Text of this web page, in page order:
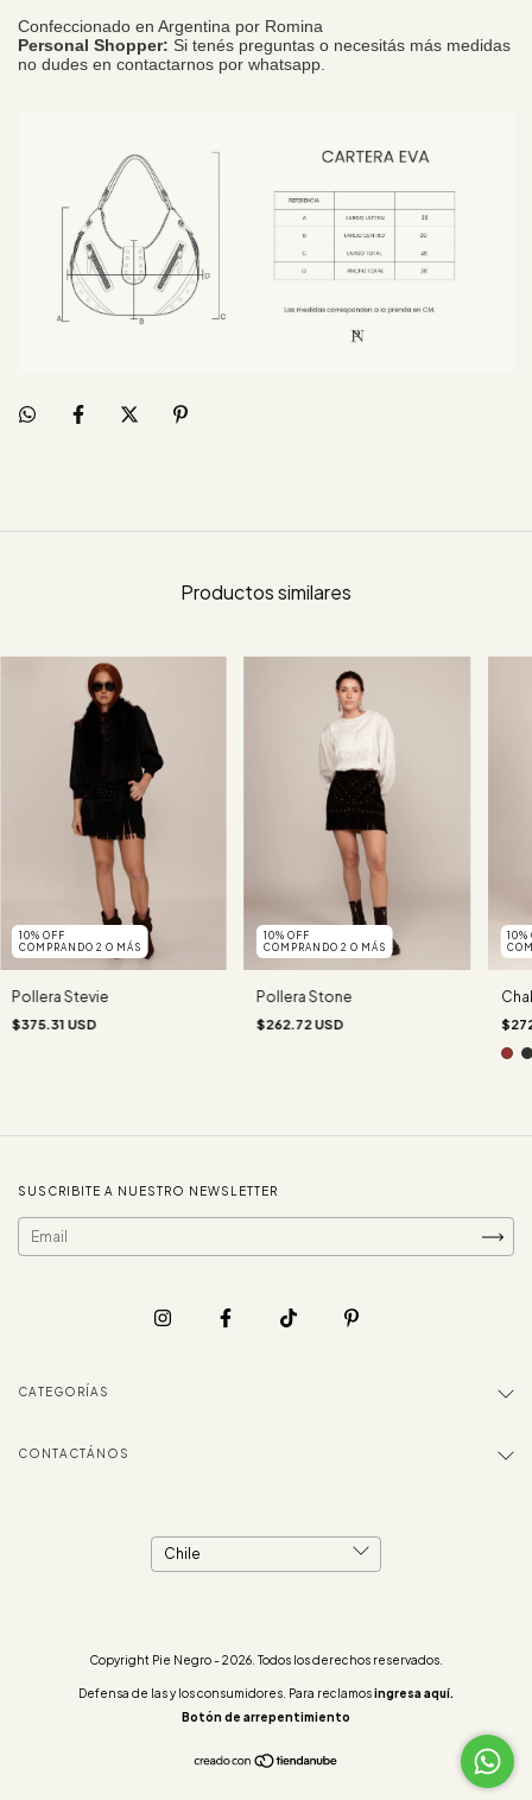
Confeccionado en Argentina por Romina
Personal Shopper: Si tenés preguntas o necesitás más medidas
no dudes en contactarnos por whatsapp.
Productos similares
10% OFF
COMPRANDO 2 O MÁS
Pollera Stevie
$375.31 USD
10% OFF
COMPRANDO 2 O MÁS
Pollera Stone
$262.72 USD
10%
SUSCRIBITE A NUESTRO NEWSLETTER
CATEGORÍAS
CONTACTÁNOS
Copyright Pie Negro - 2026. Todos los derechos reservados.
Defensa de las y los consumidores. Para reclamosingresa aquí.
Botón de arrepentimiento